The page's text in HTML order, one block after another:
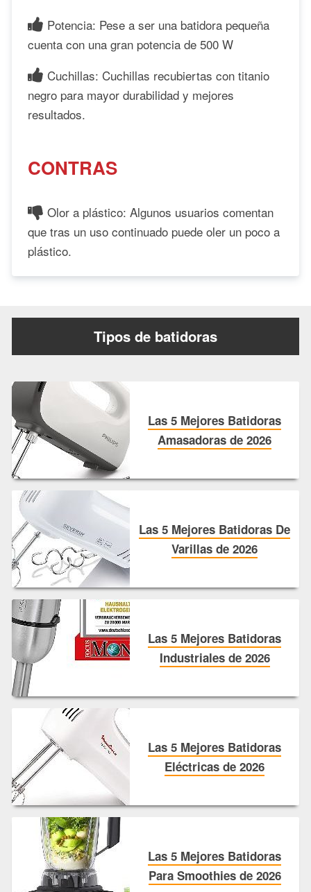
Potencia: Pese a ser una batidora pequeña
cuenta con una gran potencia de 500 W
Cuchillas: Cuchillas recubiertas con titanio
negro para mayor durabilidad y mejores
resultados.
CONTRAS
Olor a plástico: Algunos usuarios comentan
que tras un uso continuado puede oler un poco a
plástico.
Tipos de batidoras
Las 5 Mejores Batidoras
Amasadoras de 2026
Las 5 Mejores Batidoras De
Varillas de 2026
Las 5 Mejores Batidoras
Industriales de 2026
Las 5 Mejores Batidoras
Eléctricas de 2026
Las 5 Mejores Batidoras
Para Smoothies de 2026